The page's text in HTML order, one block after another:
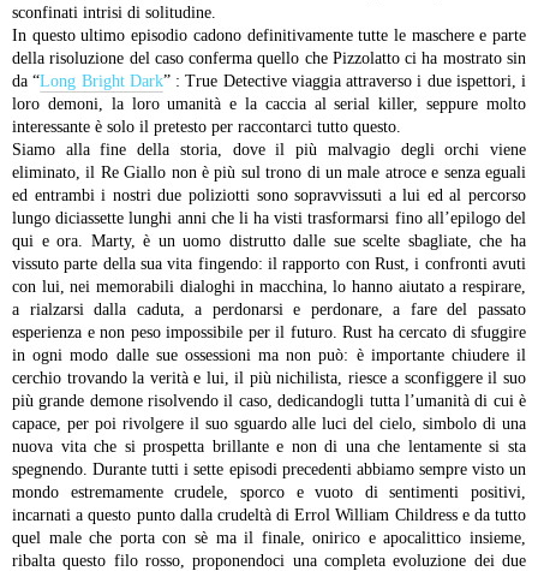
sconfinati intrisi di solitudine.
In questo ultimo episodio cadono definitivamente tutte le maschere e parte
della risoluzione del caso conferma quello che Pizzolatto ci ha mostrato sin
da “Long Bright Dark” : True Detective viaggia attraverso i due ispettori, i
loro demoni, la loro umanità e la caccia al serial killer, seppure molto
interessante è solo il pretesto per raccontarci tutto questo.
Siamo alla fine della storia, dove il più malvagio degli orchi viene
eliminato, il Re Giallo non è più sul trono di un male atroce e senza eguali
ed entrambi i nostri due poliziotti sono sopravvissuti a lui ed al percorso
lungo diciassette lunghi anni che li ha visti trasformarsi fino all’epilogo del
qui e ora. Marty, è un uomo distrutto dalle sue scelte sbagliate, che ha
vissuto parte della sua vita fingendo: il rapporto con Rust, i confronti avuti
con lui, nei memorabili dialoghi in macchina, lo hanno aiutato a respirare,
a rialzarsi dalla caduta, a perdonarsi e perdonare, a fare del passato
esperienza e non peso impossibile per il futuro. Rust ha cercato di sfuggire
in ogni modo dalle sue ossessioni ma non può: è importante chiudere il
cerchio trovando la verità e lui, il più nichilista, riesce a sconfiggere il suo
più grande demone risolvendo il caso, dedicandogli tutta l’umanità di cui è
capace, per poi rivolgere il suo sguardo alle luci del cielo, simbolo di una
nuova vita che si prospetta brillante e non di una che lentamente si sta
spegnendo. Durante tutti i sette episodi precedenti abbiamo sempre visto un
mondo estremamente crudele, sporco e vuoto di sentimenti positivi,
incarnati a questo punto dalla crudeltà di Errol William Childress e da tutto
quel male che porta con sè ma il finale, onirico e apocalittico insieme,
ribalta questo filo rosso, proponendoci una completa evoluzione dei due